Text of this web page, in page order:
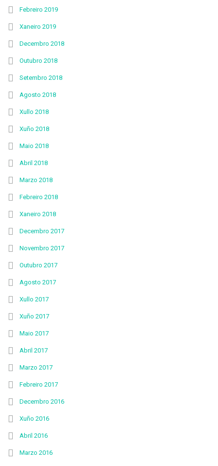
Febreiro 2019
Xaneiro 2019
Decembro 2018
Outubro 2018
Setembro 2018
Agosto 2018
Xullo 2018
Xuño 2018
Maio 2018
Abril 2018
Marzo 2018
Febreiro 2018
Xaneiro 2018
Decembro 2017
Novembro 2017
Outubro 2017
Agosto 2017
Xullo 2017
Xuño 2017
Maio 2017
Abril 2017
Marzo 2017
Febreiro 2017
Decembro 2016
Xuño 2016
Abril 2016
Marzo 2016